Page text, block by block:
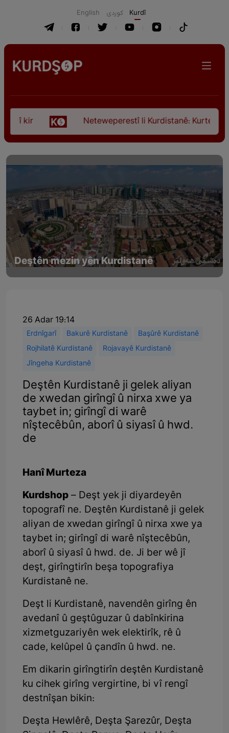
English كوردی Kurdî
Neteweperestî li Kurdistanê: Kurteya
Deştên mezin yên Kurdistanê
26 Adar 19:14
Erdnîgarî Bakurê Kurdistanê
Başûrê Kurdistanê
Rojhilatê Kurdistanê
Rojavayê Kurdistanê
Jîngeha Kurdistanê
Deştên Kurdistanê ji gelek aliyan
de xwedan girîngî û nirxa xwe ya
taybet in; girîngî di warê
nîştecêbûn, aborî û siyasî û hwd.
de
Hanî Murteza
Kurdshop – Deşt yek ji diyardeyên
topografî ne. Deştên Kurdistanê ji gelek
aliyan de xwedan girîngî û nirxa xwe ya
taybet in; girîngî di warê nîştecêbûn,
aborî û siyasî û hwd. de. Ji ber wê jî
deşt, girîngtirîn beşa topografiya
Kurdistanê ne.
Deşt li Kurdistanê, navendên girîng ên
avedanî û geştûguzar û dabînkirina
xizmetguzariyên wek elektirîk, rê û
cade, kelûpel û çandîn û hwd. ne.
Em dikarin girîngtirîn deştên Kurdistanê
ku cihek girîng vergirtine, bi vî rengî
destnîşan bikin:
Deşta Hewlêrê, Deşta Şarezûr, Deşta